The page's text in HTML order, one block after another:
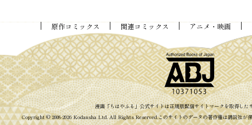
原作コミックス 関連コミックス アニメ・映画
漫画「ちはやふる」公式サイトは正規版配信サイトマークを取得した
Copyright © 2008-2026KodanshaLtd. All Rights Reserved.このサイトのデータの著作権は講談社が